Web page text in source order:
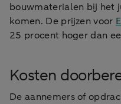
bouwmaterialen bij het
komen. De prijzen voor
25 procent hoger dan
Kosten
De aannemers of